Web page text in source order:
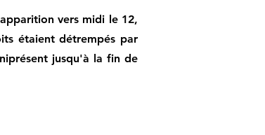
vers midi le 12,
étaient détrempés par
jusqu'à la fin de